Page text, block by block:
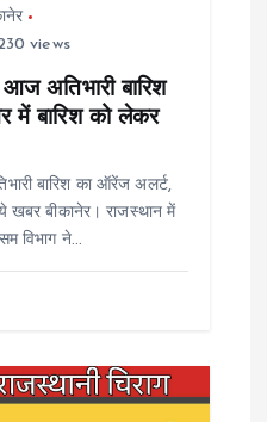
views
अतिभारी बारिश
में बारिश को लेकर
बारिश का ऑरेंज अलर्ट,
खबर बीकानेर। राजस्थान में
विभाग ने…